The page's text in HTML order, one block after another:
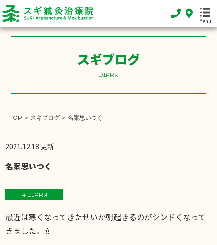
Menu
ホーム
HOME
FEATURE
MENU
DIARY
スギブログ
DIARY
TOP > スギブログ > 名案思いつく
2021.12.18 更新
名案思いつく
# DIARY
最近は寒くなってきたせいか朝起きるのがシンドくなって
きました。💧